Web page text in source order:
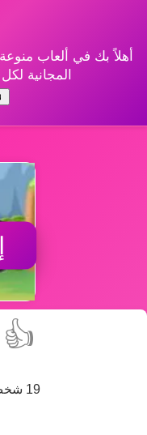
أهلاً بك في ألعاب
المجانية
👍
19 شخص أعجبهم هذه اللعبة، انضم إليهم!